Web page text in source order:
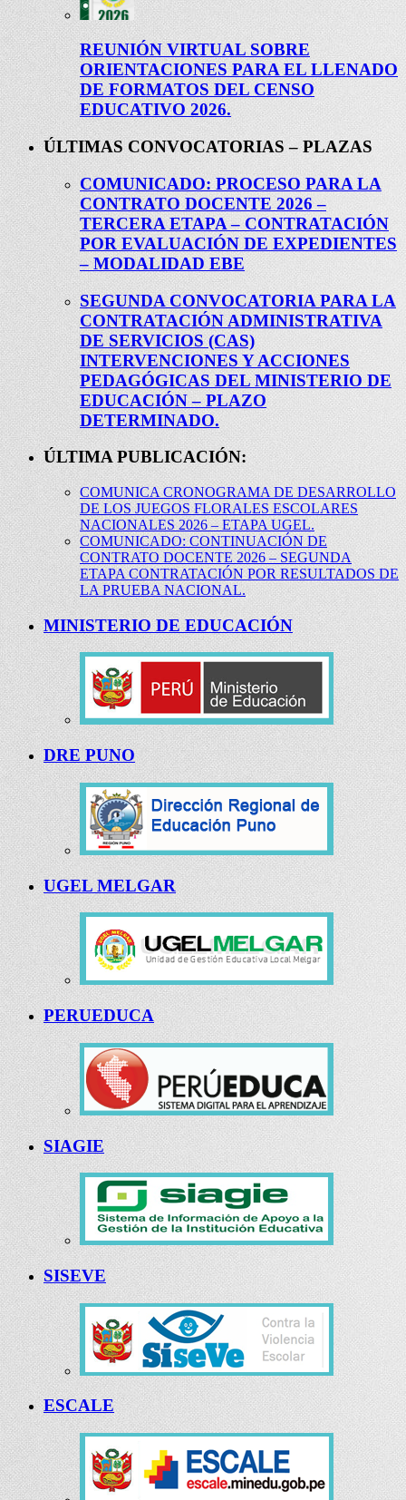
REUNIÓN VIRTUAL SOBRE
ORIENTACIONES PARA EL LLENADO
DE FORMATOS DEL CENSO
EDUCATIVO 2026.
ÚLTIMAS CONVOCATORIAS – PLAZAS
COMUNICADO: PROCESO PARA LA
CONTRATO DOCENTE 2026 –
TERCERA ETAPA – CONTRATACIÓN
POR EVALUACIÓN DE EXPEDIENTES
– MODALIDAD EBE
SEGUNDA CONVOCATORIA PARA LA
CONTRATACIÓN ADMINISTRATIVA
DE SERVICIOS (CAS)
INTERVENCIONES Y ACCIONES
PEDAGÓGICAS DEL MINISTERIO DE
EDUCACIÓN – PLAZO
DETERMINADO.
ÚLTIMA PUBLICACIÓN:
COMUNICA CRONOGRAMA DE DESARROLLO
DE LOS JUEGOS FLORALES ESCOLARES
NACIONALES 2026 – ETAPA UGEL.
COMUNICADO: CONTINUACIÓN DE
CONTRATO DOCENTE 2026 – SEGUNDA
ETAPA CONTRATACIÓN POR RESULTADOS DE
LA PRUEBA NACIONAL.
MINISTERIO DE EDUCACIÓN
DRE PUNO
UGEL MELGAR
PERUEDUCA
SIAGIE
SISEVE
ESCALE